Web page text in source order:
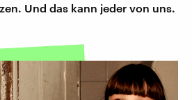
Und das kann jeder von uns.